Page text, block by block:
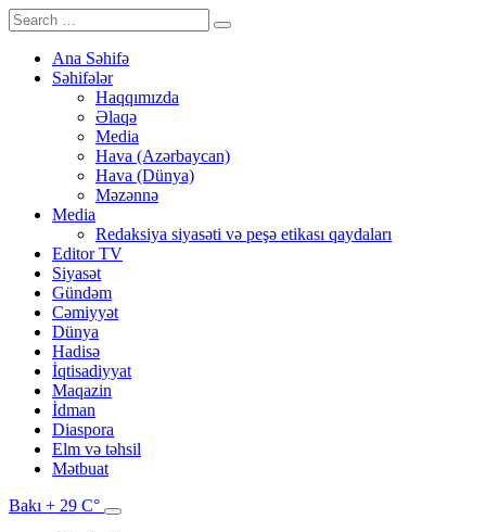
Ana Səhifə
Səhifələr
Haqqımızda
Əlaqə
Media
Hava (Azərbaycan)
Hava (Dünya)
Məzənnə
Media
Redaksiya siyasəti və peşə etikası qaydaları
Editor TV
Siyasət
Gündəm
Cəmiyyət
Dünya
Hadisə
İqtisadiyyat
Maqazin
İdman
Diaspora
Elm və təhsil
Mətbuat
Bakı + 29 C°